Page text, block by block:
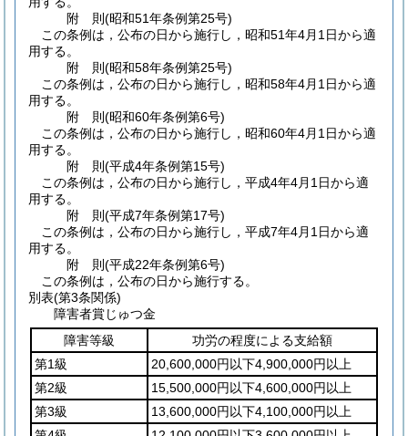
附 則(昭和51年条例第25号)
この条例は，公布の日から施行し，昭和51年4月1日から適
用する。
附 則(昭和58年条例第25号)
この条例は，公布の日から施行し，昭和58年4月1日から適
用する。
附 則(昭和60年条例第6号)
この条例は，公布の日から施行し，昭和60年4月1日から適
用する。
附 則(平成4年条例第15号)
この条例は，公布の日から施行し，平成4年4月1日から適
用する。
附 則(平成7年条例第17号)
この条例は，公布の日から施行し，平成7年4月1日から適
用する。
附 則(平成22年条例第6号)
この条例は，公布の日から施行する。
別表(第3条関係)
障害者賞じゅつ金
障害等級
功労の程度による支給額
第1級
20,600,000円以下4,900,000円以上
第2級
15,500,000円以下4,600,000円以上
第3級
13,600,000円以下4,100,000円以上